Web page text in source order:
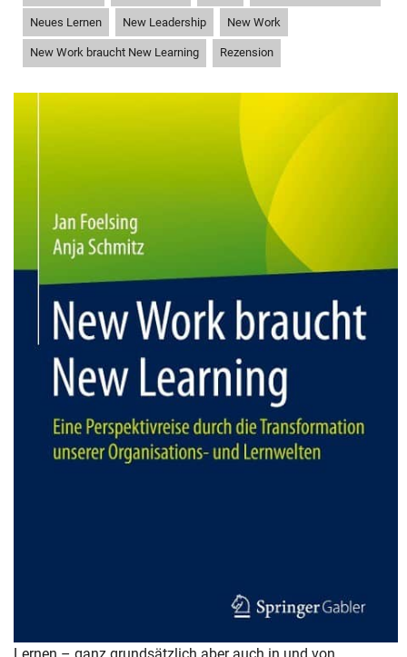
Neues Lernen New Leadership New Work
New Work braucht New Learning Rezension